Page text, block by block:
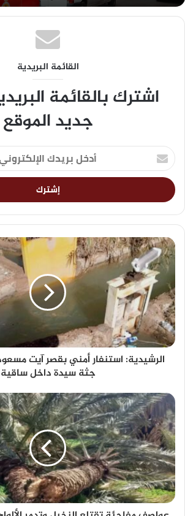
القائمة البريدية
اشترك بالقائمة
جديد الموقع
الرشيدية: استنفار أمني بقصر آيت
جثة سيدة داخل ساقية